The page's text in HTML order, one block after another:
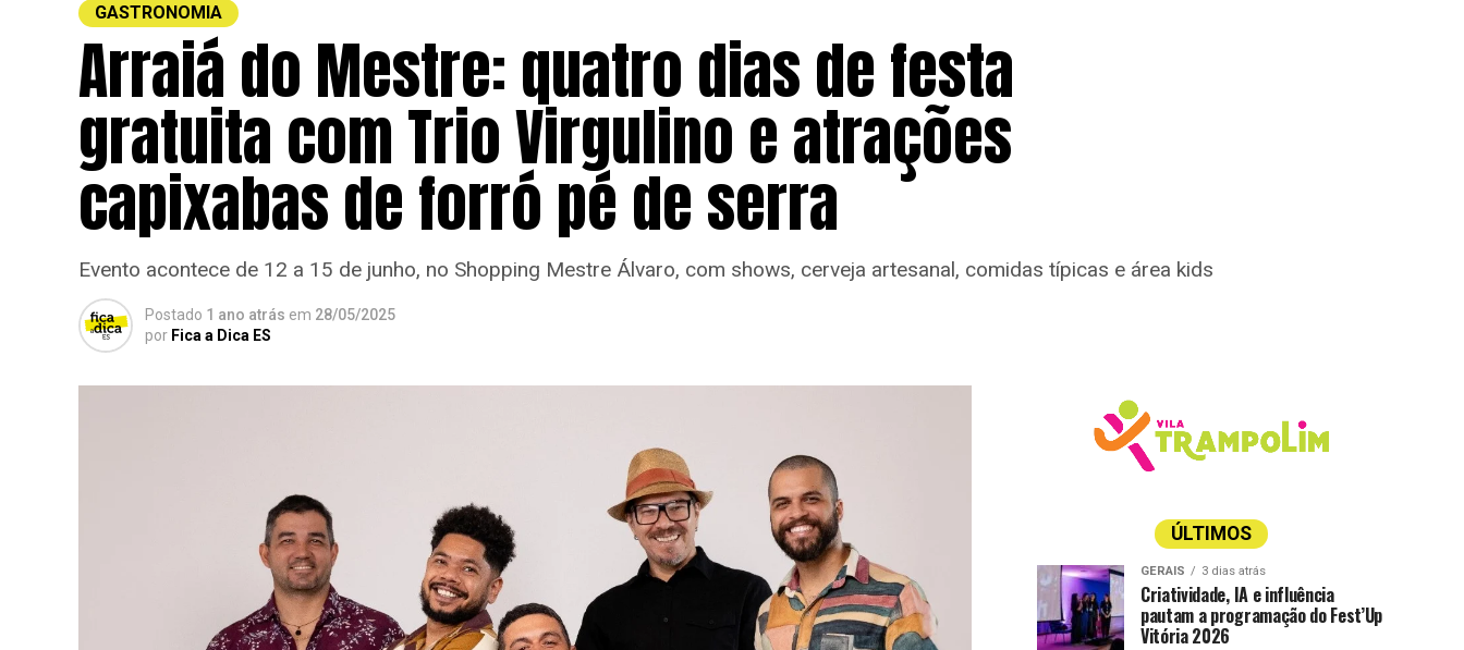
GASTRONOMIA
Arraiá do Mestre: quatro dias de festa
gratuita com Trio Virgulino e atrações
capixabas de forró pé de serra
Evento acontece de 12 a 15 de junho, no Shopping Mestre Álvaro, com shows, cerveja artesanal, comidas típicas e área kids
Postado 1 ano atrás em 28/05/2025
por Fica a Dica ES
ÚLTIMOS
GERAIS 3 dias atrás
Criatividade, IA e influência
pautam a programação do Fest’Up
Vitória 2026